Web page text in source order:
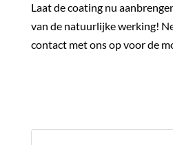
Laat de coating nu
van de natuurlijke werking!
contact met ons op voor de